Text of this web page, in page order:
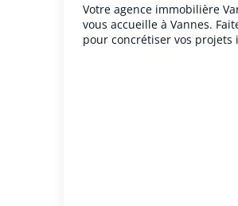
Votre agence immobilière
vous accueille à Vannes.
pour concrétiser vos projets